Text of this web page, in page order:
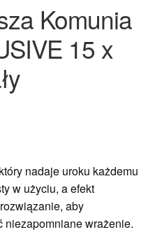
Komunia
15 x
nadaje uroku każdemu
w użyciu, a efekt
aby
niezapomniane wrażenie.